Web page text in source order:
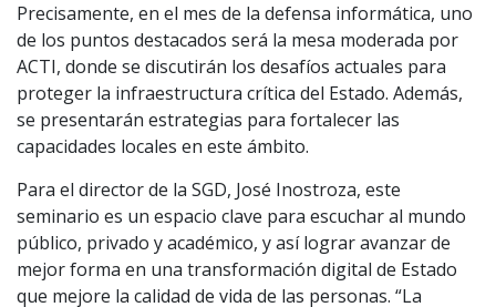
Precisamente, en el mes de la defensa informática, uno
de los puntos destacados será la mesa moderada por
ACTI, donde se discutirán los desafíos actuales para
proteger la infraestructura crítica del Estado. Además,
se presentarán estrategias para fortalecer las
capacidades locales en este ámbito.
Para el director de la SGD, José Inostroza, este
seminario es un espacio clave para escuchar al mundo
público, privado y académico, y así lograr avanzar de
mejor forma en una transformación digital de Estado
que mejore la calidad de vida de las personas. “La